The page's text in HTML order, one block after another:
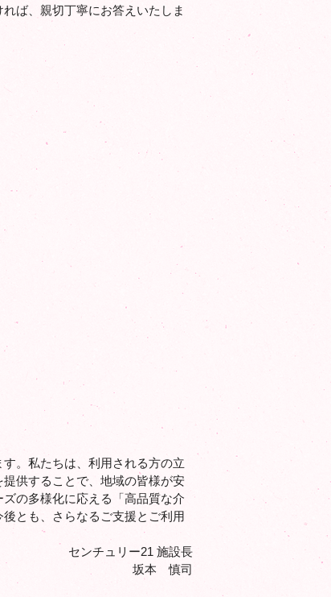
ば、親切丁寧にお答えいたしま
。私たちは、利用される方の立
供することで、地域の皆様が安
の多様化に応える「高品質な介
とも、さらなるご支援とご利用
センチュリー21 施設長
坂本 慎司